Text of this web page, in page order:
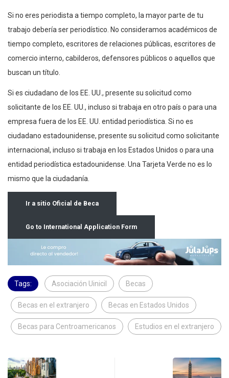
Si no eres periodista a tiempo completo, la mayor parte de tu
trabajo debería ser periodístico. No consideramos académicos de
tiempo completo, escritores de relaciones públicas, escritores de
comercio interno, cabilderos, defensores públicos o aquellos que
buscan un título.
Si es ciudadano de los EE. UU., presente su solicitud como
solicitante de los EE. UU., incluso si trabaja en otro país o para una
empresa fuera de los EE. UU. entidad periodística. Si no es
ciudadano estadounidense, presente su solicitud como solicitante
internacional, incluso si trabaja en los Estados Unidos o para una
entidad periodística estadounidense. Una Tarjeta Verde no es lo
mismo que la ciudadanía.
Ir a sitio Oficial de Beca
Go to International Application Form
Tags: Asociación Uinicil Becas
Becas en el extranjero Becas en Estados Unidos
Becas para Centroamericanos Estudios en el extranjero